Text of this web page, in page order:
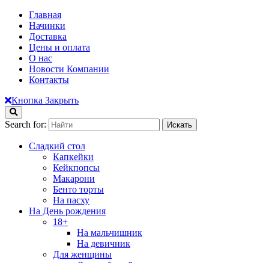
Главная
Начинки
Доставка
Цены и оплата
О нас
Новости Компании
Контакты
Кнопка Закрыть
Search for:
Сладкий стол
Капкейки
Кейкпопсы
Макарони
Бенто торты
На пасху
На День рождения
18+
На мальчишник
На девичник
Для женщины